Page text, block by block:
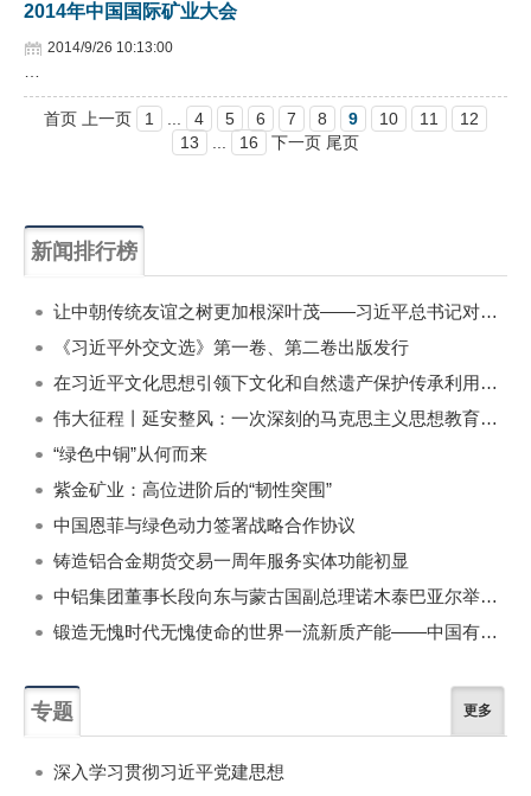
2014年中国国际矿业大会
2014/9/26 10:13:00
首页 上一页 1 4 5 6 7 8 9 10 11
12
13
16 下一页 尾页
新闻排行榜
让中朝传统友谊之树更加根深叶茂——习近平总书记对朝鲜进行国事访问纪实
《习近平外交文选》第一卷、第二卷出版发行
在习近平文化思想引领下文化和自然遗产保护传承利用工作开创新局面
伟大征程丨延安整风：一次深刻的马克思主义思想教育运动
“绿色中铜”从何而来
紫金矿业：高位进阶后的“韧性突围”
中国恩菲与绿色动力签署战略合作协议
铸造铝合金期货交易一周年服务实体功能初显
中铝集团董事长段向东与蒙古国副总理诺木泰巴亚尔举行会谈
锻造无愧时代无愧使命的世界一流新质产能——中国有色金属工业的战略应对与破局之道（二）
专题 更多
深入学习贯彻习近平党建思想